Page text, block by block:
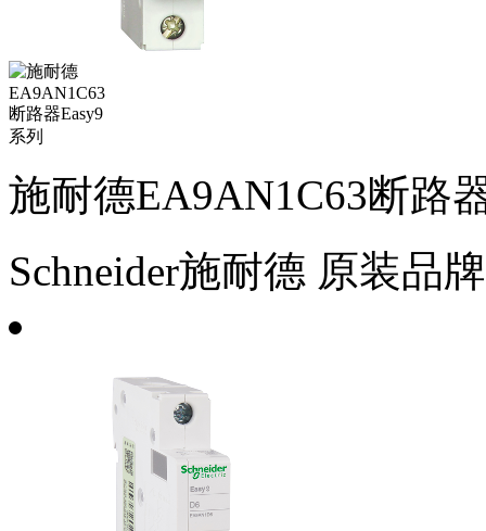
施耐德EA9AN1C63断路
Schneider施耐德 原装品